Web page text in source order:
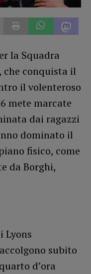
la Squadra
che conquista il
il volenteroso
mete marcate
dai ragazzi
dominato il
fisico, come
da Borghi,
Lyons
subito
d’ora